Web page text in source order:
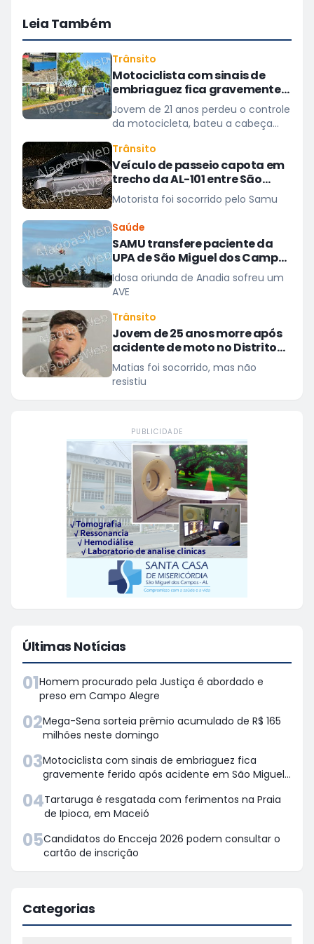
Leia Também
Trânsito
Motociclista com sinais de
embriaguez fica gravemente
ferido após acidente em São
Miguel dos Campos
Jovem de 21 anos perdeu o controle
da motocicleta, bateu a cabeça
Trânsito
Veículo de passeio capota em
trecho da AL-101 entre São
Miguel dos Campos e Barra
Motorista foi socorrido pelo Samu
Saúde
SAMU transfere paciente da
UPA de São Miguel dos Campos
para hospital em Maceió
Idosa oriunda de Anadia sofreu um
AVE
Trânsito
Jovem de 25 anos morre após
acidente de moto no Distrito
Luziápolis, em Campo Alegre
Matias foi socorrido, mas não
resistiu
PUBLICIDADE
Últimas Notícias
01Homem procurado pela Justiça é abordado e
preso em Campo Alegre
02Mega-Sena sorteia prêmio acumulado de R$ 165
milhões neste domingo
03Motociclista com sinais de embriaguez fica
gravemente ferido após acidente em São Miguel
04Tartaruga é resgatada com ferimentos na Praia
de Ipioca, em Maceió
05Candidatos do Encceja 2026 podem consultar o
cartão de inscrição
Categorias